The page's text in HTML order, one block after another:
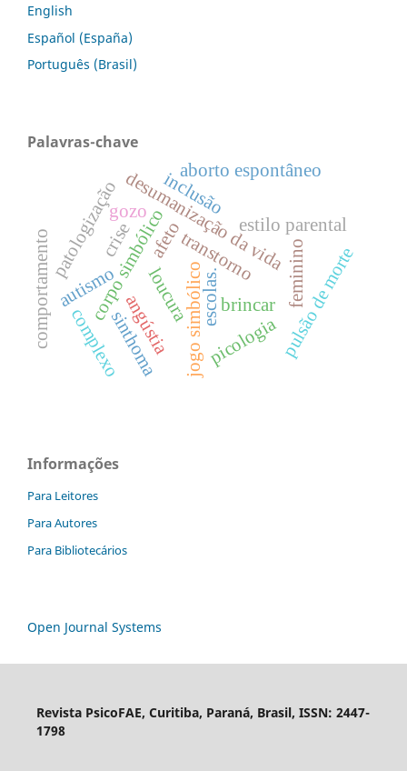
English
Español (España)
Português (Brasil)
Palavras-chave
corpo simbólico
desumanização da vidafeminino
transtorno
angústia pulsão de morte
afeto
escolas.
inclusão
autismo jogo simbólico brincar
patologização
loucura
estilo parental
comportamento sinthoma
aborto espontâneo
gozo
complexo picologia
crise
Informações
Para Leitores
Para Autores
Para Bibliotecários
Open Journal Systems
Revista PsicoFAE, Curitiba, Paraná, Brasil, ISSN: 2447-
1798